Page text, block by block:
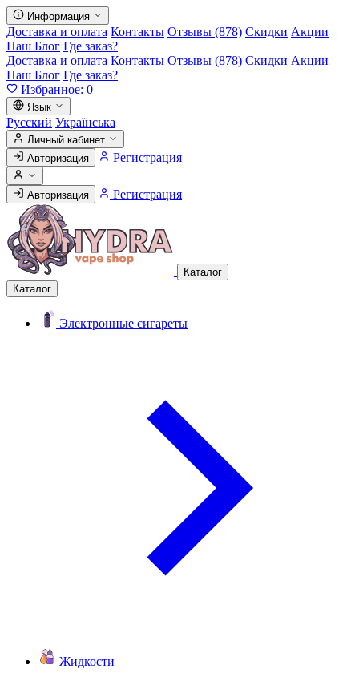
Информация
Доставка и оплата Контакты Отзывы (878) Скидки Акции
Наш Блог Где заказ?
Доставка и оплата Контакты Отзывы (878) Скидки Акции
Наш Блог Где заказ?
Избранное: 0
Язык
Русский Українська
Личный кабинет
Авторизация
Регистрация
Авторизация Регистрация
Каталог
Каталог
Электронные сигареты
Жидкости